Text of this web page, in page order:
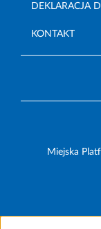
DEKLARACJA
KONTAKT
Miejska